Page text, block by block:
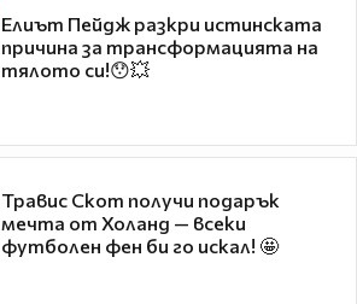
Елиът Пейдж разкри истинската
причина за трансформацията на
тялото си!😯💥
Травис Скот получи подарък
мечта от Холанд — всеки
футболен фен би го искал! 🤩